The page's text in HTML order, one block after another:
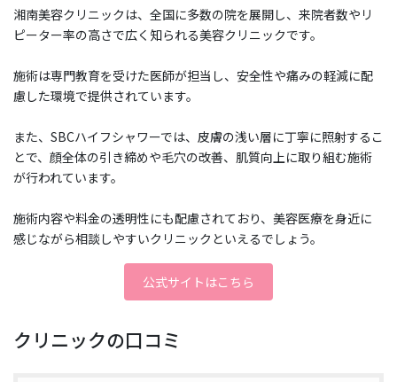
湘南美容クリニックは、全国に多数の院を展開し、来院者数やリ
ピーター率の高さで広く知られる美容クリニックです。
施術は専門教育を受けた医師が担当し、安全性や痛みの軽減に配
慮した環境で提供されています。
また、SBCハイフシャワーでは、皮膚の浅い層に丁寧に照射するこ
とで、顔全体の引き締めや毛穴の改善、肌質向上に取り組む施術
が行われています。
施術内容や料金の透明性にも配慮されており、美容医療を身近に
感じながら相談しやすいクリニックといえるでしょう。
公式サイトはこちら
クリニックの口コミ